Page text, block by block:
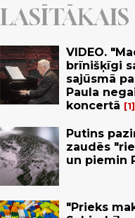
LASĪTĀKAIS
VIDEO.
brīnišķīgi
sajūsmā
Paula
koncertā
1
Putins
zaudēs
un piemin
"Prieks